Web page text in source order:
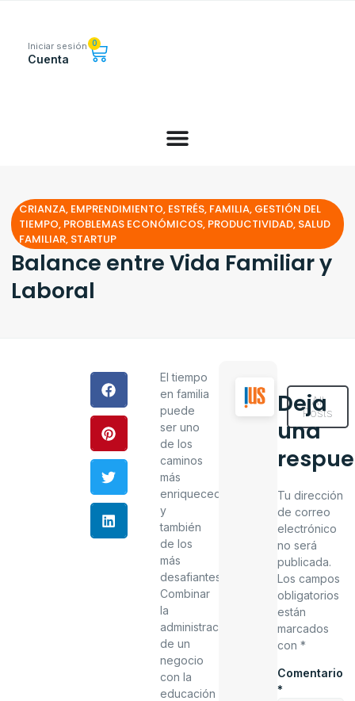
Iniciar sesión
Cuenta
0
CRIANZA, EMPRENDIMIENTO, ESTRÉS, FAMILIA, GESTIÓN DEL
TIEMPO, PROBLEMAS ECONÓMICOS, PRODUCTIVIDAD, SALUD
FAMILIAR, STARTUP
Balance entre Vida Familiar y
Laboral
El tiempo
en familia
puede
ser uno
de los
caminos
más
enriquecedores…
y
también
de los
más
desafiantes.
Combinar
la
administración
de un
negocio
con la
educación
All
Posts
Deja
una
Tu dirección
de correo
electrónico
no será
publicada.
Los campos
obligatorios
están
marcados
con*
Comentario
*